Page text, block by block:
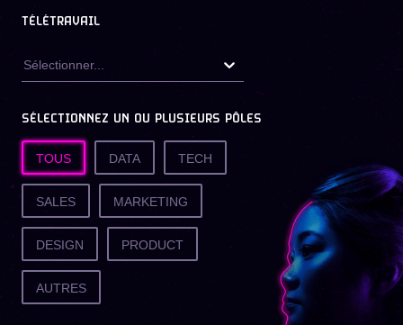
TÉLÉTRAVAIL
Sélectionner...
SÉLECTIONNEZ UN OU PLUSIEURS PÔLES
TOUS DATA TECH
SALES MARKETING
DESIGN PRODUCT
AUTRES